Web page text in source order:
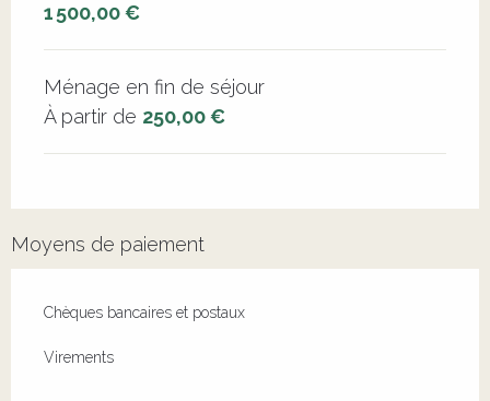
1 500,00 €
Ménage en fin de séjour
À partir de 250,00 €
Moyens de paiement
Chèques bancaires et postaux
Virements